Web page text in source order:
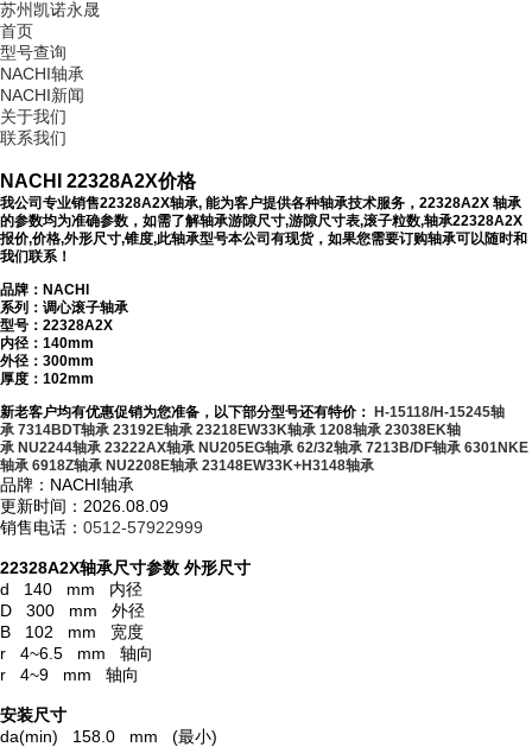
苏州凯诺永晟
首页
型号查询
NACHI轴承
NACHI新闻
关于我们
联系我们
NACHI 22328A2X价格
我公司专业销售22328A2X轴承, 能为客户提供各种轴承技术服务，22328A2X 轴承
的参数均为准确参数，如需了解轴承游隙尺寸,游隙尺寸表,滚子粒数,轴承22328A2X
报价,价格,外形尺寸,锥度,此轴承型号本公司有现货，如果您需要订购轴承可以随时和
我们联系！
品牌：NACHI
系列：调心滚子轴承
型号： 22328A2X
内径：140mm
外径：300mm
厚度：102mm
新老客户均有优惠促销为您准备，以下部分型号还有特价： H-15118/H-15245轴
承 7314BDT轴承 23192E轴承 23218EW33K轴承 1208轴承 23038EK轴
承 NU2244轴承 23222AX轴承 NU205EG轴承 62/32轴承 7213B/DF轴承 6301NKE
轴承 6918Z轴承 NU2208E轴承 23148EW33K+H3148轴承
品牌：NACHI轴承
更新时间：2026.08.09
销售电话： 0512-57922999
22328A2X轴承尺寸参数 外形尺寸
d 140 mm 内径
D 300 mm 外径
B 102 mm 宽度
r 4~6.5 mm 轴向
r 4~9 mm 轴向
安装尺寸
da(min) 158.0 mm (最小)